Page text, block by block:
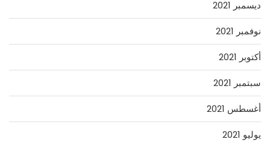
ديسمبر 2021
نوفمبر 2021
أكتوبر 2021
سبتمبر 2021
أغسطس 2021
يوليو 2021